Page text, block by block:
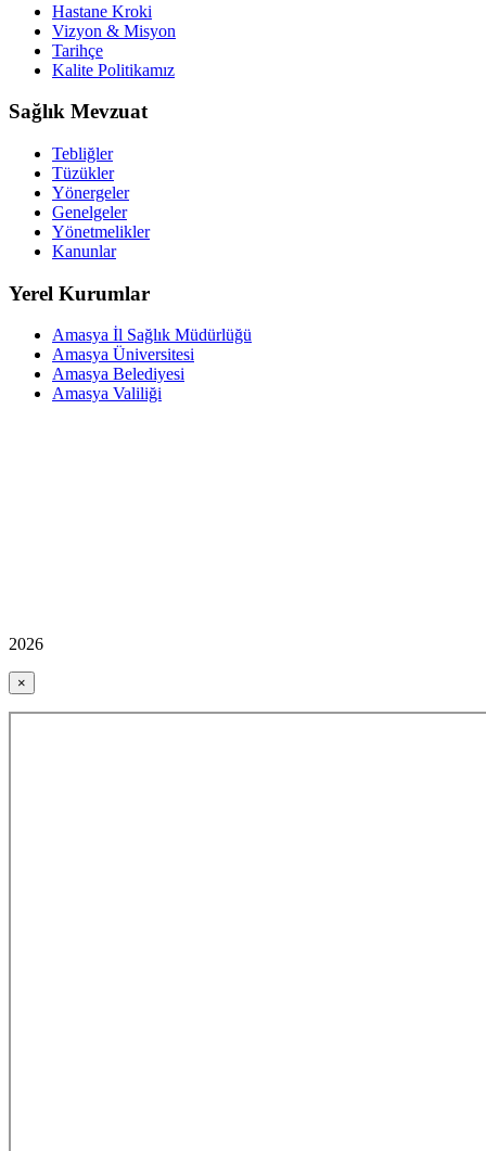
Hastane Kroki
Vizyon & Misyon
Tarihçe
Kalite Politikamız
Sağlık Mevzuat
Tebliğler
Tüzükler
Yönergeler
Genelgeler
Yönetmelikler
Kanunlar
Yerel Kurumlar
Amasya İl Sağlık Müdürlüğü
Amasya Üniversitesi
Amasya Belediyesi
Amasya Valiliği
2026
×